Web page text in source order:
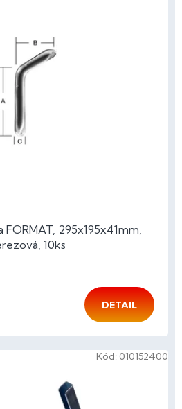
FORMAT, 295x195x41mm,
10ks
DETAIL
Kód: 010152400